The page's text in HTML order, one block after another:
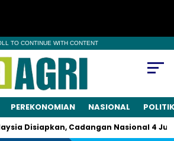
TO CONTINUE WITH CONTENT
PEREKONOMIAN NASIONAL POLITIK
Disiapkan, Cadangan Nasional 4